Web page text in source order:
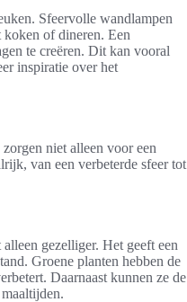
Sfeervolle wandlampen
of dineren. Een
te creëren. Dit kan vooral
inspiratie over het
niet alleen voor een
van een verbeterde sfeer tot
gezelliger. Het geeft een
Groene planten hebben de
Daarnaast kunnen ze de